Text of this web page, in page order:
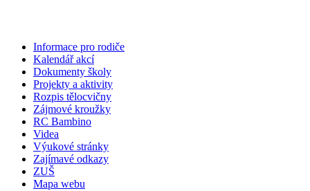
Informace pro rodiče
Kalendář akcí
Dokumenty školy
Projekty a aktivity
Rozpis tělocvičny
Zájmové kroužky
RC Bambino
Videa
Výukové stránky
Zajímavé odkazy
ZUŠ
Mapa webu